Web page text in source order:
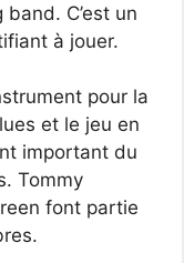
C’est un
à jouer.
pour la
et le jeu en
important du
Tommy
font partie